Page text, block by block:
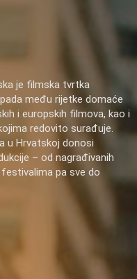
je filmska tvrtka
među rijetke domaće
i europskih filmova, kao i
redovito surađuje.
u Hrvatskoj donosi
– od nagrađivanih
pa sve do